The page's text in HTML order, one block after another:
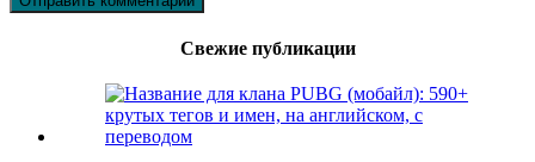
Свежие публикации